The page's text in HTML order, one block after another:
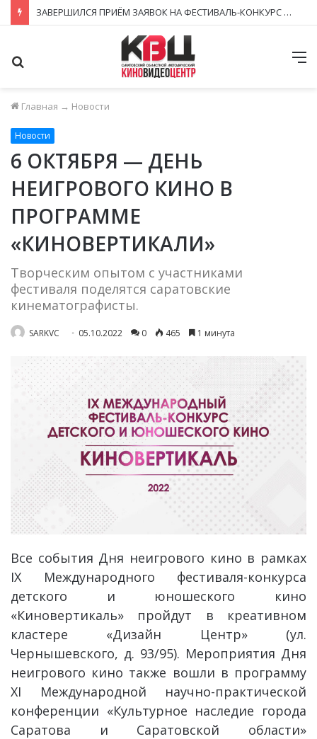
ЗАВЕРШИЛСЯ ПРИЁМ ЗАЯВОК НА ФЕСТИВАЛЬ-КОНКУРС «КИНОВЕРТИКАЛЬ 2026»
Главная → Новости
Новости
6 ОКТЯБРЯ — ДЕНЬ
НЕИГРОВОГО КИНО В
ПРОГРАММЕ
«КИНОВЕРТИКАЛИ»
Творческим опытом с участниками
фестиваля поделятся саратовские
кинематографисты.
SARKVC 05.10.2022 0 465 1 минута
Все события Дня неигрового кино в рамках
IX Международного фестиваля-конкурса
детского и юношеского кино
«Киновертикаль» пройдут в креативном
кластере «Дизайн Центр» (ул.
Чернышевского, д. 93/95). Мероприятия Дня
неигрового кино также вошли в программу
XI Международной научно-практической
конференции «Культурное наследие города
Саратова и Саратовской области»